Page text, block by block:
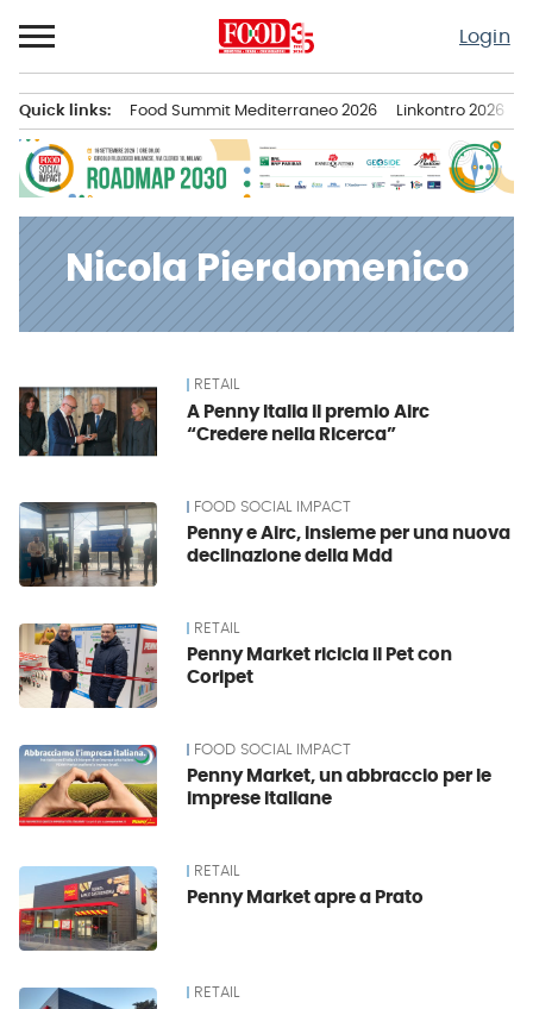
al
contenuto
Login
principale
Quick links: Food Summit Mediterraneo 2026 Linkontro 2026
Nicola Pierdomenico
News RETAIL
A Penny Italia il premio Airc
“Credere nella Ricerca”
FOOD SOCIAL IMPACT
Penny e Airc, insieme per una nuova
declinazione della Mdd
RETAIL
Penny Market ricicla il Pet con
Coripet
FOOD SOCIAL IMPACT
Penny Market, un abbraccio per le
imprese italiane
RETAIL
Penny Market apre a Prato
RETAIL